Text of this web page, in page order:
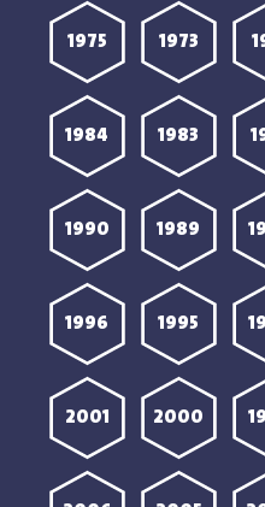
1973
1975
1983
1984
1989
1990
1995
1996
2000
2001